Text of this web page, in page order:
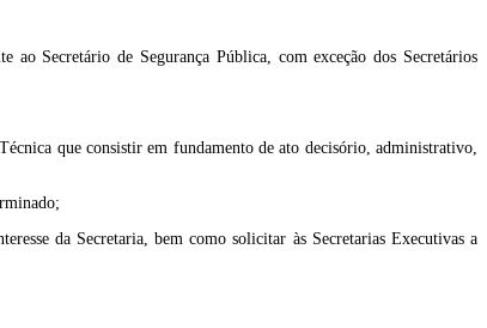
ao Secretário de Segurança Pública, com exceção dos Secretários
que consistir em fundamento de ato decisório, administrativo,
da Secretaria, bem como solicitar às Secretarias Executivas a